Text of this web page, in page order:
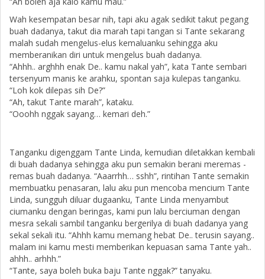
Wah kesempatan besar nih, tapi aku agak sedikit takut pegang
buah dadanya, takut dia marah tapi tangan si Tante sekarang
malah sudah mengelus-elus kemaluanku sehingga aku
memberanikan diri untuk mengelus buah dadanya.
“Ahhh.. arghhh enak De.. kamu nakal yah”, kata Tante sembari
tersenyum manis ke arahku, spontan saja kulepas tanganku.
“Loh kok dilepas sih De?”
“Ah, takut Tante marah”, kataku.
“Ooohh nggak sayang… kemari deh.”
Tanganku digenggam Tante Linda, kemudian diletakkan kembali
di buah dadanya sehingga aku pun semakin berani meremas -
remas buah dadanya. “Aaarrhh… sshh”, rintihan Tante semakin
membuatku penasaran, lalu aku pun mencoba mencium Tante
Linda, sungguh diluar dugaanku, Tante Linda menyambut
ciumanku dengan beringas, kami pun lalu berciuman dengan
mesra sekali sambil tanganku bergerilya di buah dadanya yang
sekal sekali itu. “Ahhh kamu memang hebat De.. terusin sayang..
malam ini kamu mesti memberikan kepuasan sama Tante yah..
ahhh.. arhhh.”
“Tante, saya boleh buka baju Tante nggak?” tanyaku.